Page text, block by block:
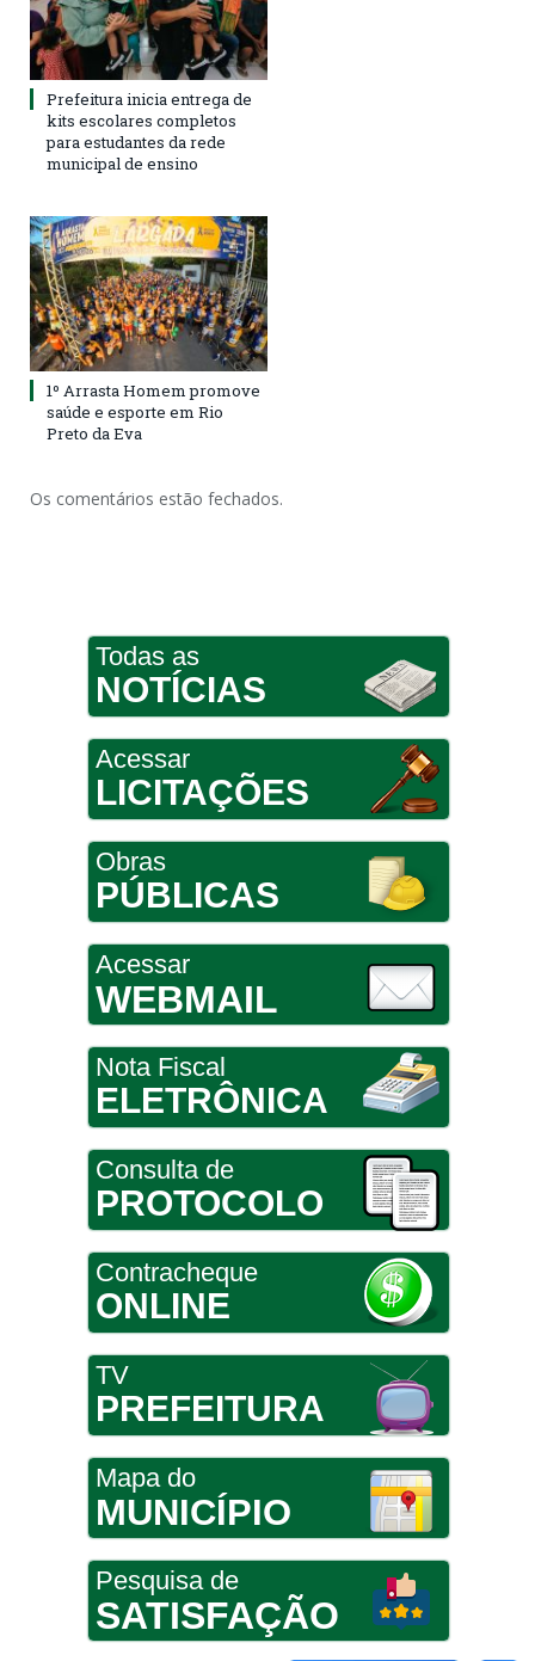
Prefeitura inicia entrega de
kits escolares completos
para estudantes da rede
municipal de ensino
1º Arrasta Homem promove
saúde e esporte em Rio
Preto da Eva
Os comentários estão fechados.
Todas as
NOTÍCIAS
Acessar
LICITAÇÕES
Obras
PÚBLICAS
Acessar
WEBMAIL
Nota Fiscal
ELETRÔNICA
Consulta de
PROTOCOLO
Contracheque
ONLINE
TV
PREFEITURA
Mapa do
MUNICÍPIO
Pesquisa de
SATISFAÇÃO